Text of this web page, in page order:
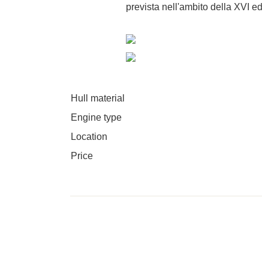
prevista nell'ambito della XVI
Hull material
Engine type
Location
Price